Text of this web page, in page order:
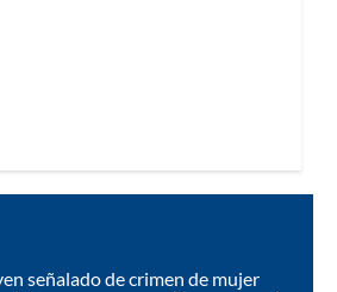
señalado de crimen de mujer